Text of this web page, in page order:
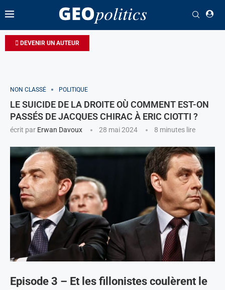
DEVENIR UN AUTEUR
NON CLASSÉ POLITIQUE
LE SUICIDE DE LA DROITE OÙ COMMENT EST-ON
PASSÉS DE JACQUES CHIRAC À ERIC CIOTTI ?
écrit par Erwan Davoux 28 mai 2024 8 minutes lire
Episode 3 – Et les fillonistes coulèrent le